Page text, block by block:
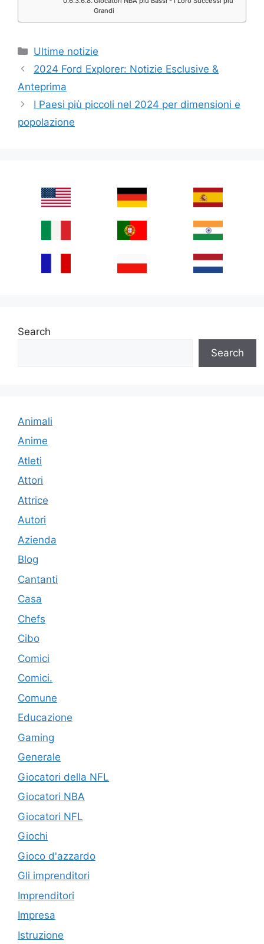
Grandi
Categories
Ultime notizie
2024 Ford Explorer: Notizie Esclusive &
Anteprima
I Paesi più piccoli nel 2024 per dimensioni e
popolazione
Search
Search
Animali
Anime
Atleti
Attori
Attrice
Autori
Azienda
Blog
Cantanti
Casa
Chefs
Cibo
Comici
Comici.
Comune
Educazione
Gaming
Generale
Giocatori della NFL
Giocatori NBA
Giocatori NFL
Giochi
Gioco d'azzardo
Gli imprenditori
Imprenditori
Impresa
Istruzione